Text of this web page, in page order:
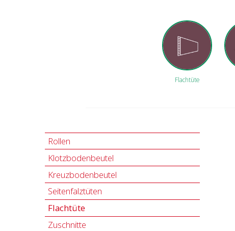
Flachtüte
Rollen
Klotzbodenbeutel
Kreuzbodenbeutel
Seitenfalztüten
Flachtüte
Zuschnitte